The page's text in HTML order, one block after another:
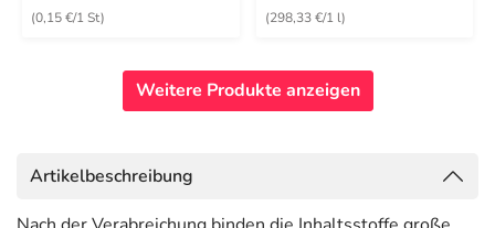
(0,15 €/1 St) (298,33 €/1 l)
Weitere Produkte anzeigen
Artikelbeschreibung